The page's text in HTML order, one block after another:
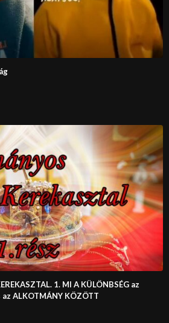
1. MI A KÜLÖNBSÉG az
az ALKOTMÁNY KÖZÖTT